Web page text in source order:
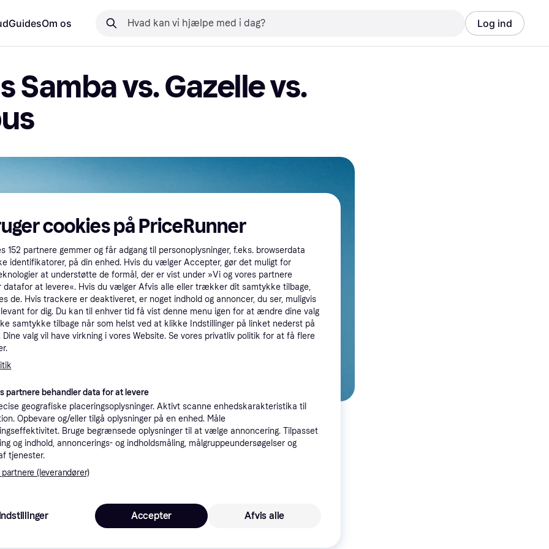
GuidesOm os Log ind
Samba vs. Gazelle vs.
eller Campus?
ikoniske sneakers; Samba, Gazelle og Campus kan være en
sneakers klassikere har hver især et unikt design og formål. Lad os
detaljer, så du kan vælge den perfekte sneaker.
for at finde dit sneaker-match til den bedste pris
cookies på PriceRunner
152 partnere gemmer og får adgang til personoplysninger, f.eks. browserdata
identifikatorer, på din enhed. Hvis du vælger Accepter, gør det muligt for
at understøtte de formål, der er vist under »Vi og vores partnere
datafor at levere«. Hvis du vælger Afvis alle eller trækker dit samtykke tilbage,
de. Hvis trackere er deaktiveret, er noget indhold og annoncer, du ser, muligvis
for dig. Du kan til enhver tid få vist denne menu igen for at ændre dine valg
samtykke tilbage når som helst ved at klikke Indstillinger på linket nederst på
Dine valg vil have virkning i vores Website. Se vores privatliv politik for at få flere
partnere behandler data for at levere
geografiske placeringsoplysninger. Aktivt scanne enhedskarakteristika til
Opbevare og/eller tilgå oplysninger på en enhed. Måle
Bruge begrænsede oplysninger til at vælge annoncering. Tilpasset
og indhold, annoncerings- og indholdsmåling, målgruppeundersøgelser og
tjenester.
(leverandører)
Indstillinger Afvis alle
Accepter